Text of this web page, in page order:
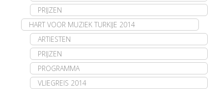
PRIJZEN
HART VOOR MUZIEK TURKIJE 2014
ARTIESTEN
PRIJZEN
PROGRAMMA
VLIEGREIS 2014